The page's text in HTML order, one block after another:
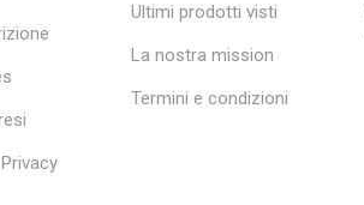
Ultimi prodotti visti
La nostra mission
Termini e condizioni